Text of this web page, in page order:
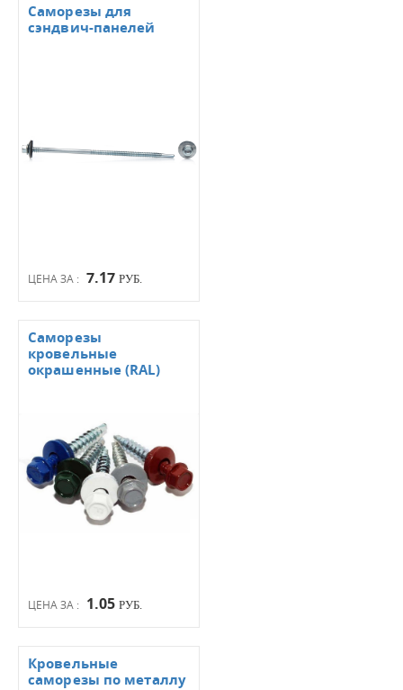
ЦЕНА ЗА : 7.17 РУБ.
Саморезы для
сэндвич-панелей
ЦЕНА ЗА : 1.05 РУБ.
Саморезы
кровельные
окрашенные (RAL)
Кровельные
саморезы по металлу